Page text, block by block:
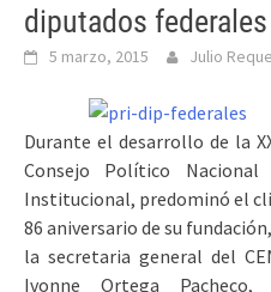
diputados
5 marzo, 2015 Julio
Durante el desarrollo de la
Consejo Político
Institucional, predominó el
86 aniversario de su
la secretaria general del
Ivonne Ortega Pacheco,